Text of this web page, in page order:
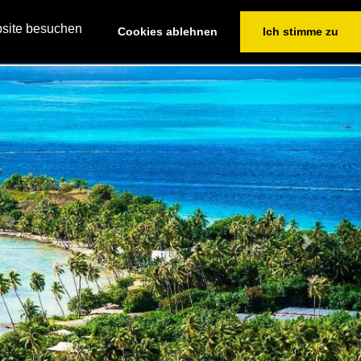
besuchen Cookies ablehnen Ich stimme zu
+49(0)2364/604676
YACHTEN FINDEN CHARTERANFRAGE
Next